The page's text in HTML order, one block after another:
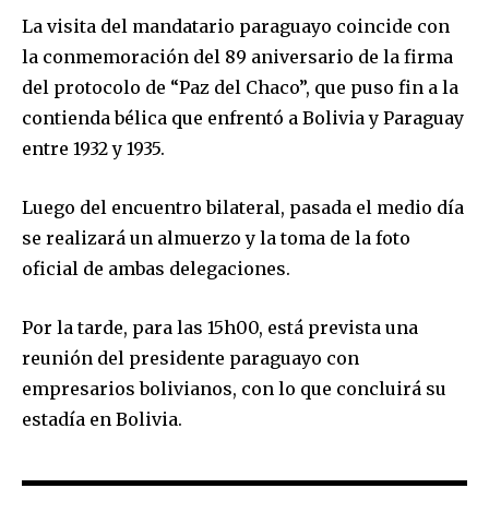
Join our community of
SUBSCRIBERS and be part of the
To subscribe, simply enter your email address on our website
or click the subscribe button below. Don't worry, we respect
your privacy and won't spam your inbox. Your information is
La visita del mandatario paraguayo coincide con
la conmemoración del 89 aniversario de la firma
del protocolo de “Paz del Chaco”, que puso fin a la
contienda bélica que enfrentó a Bolivia y Paraguay
entre 1932 y 1935.
Luego del encuentro bilateral, pasada el medio día
se realizará un almuerzo y la toma de la foto
oficial de ambas delegaciones.
Por la tarde, para las 15h00, está prevista una
reunión del presidente paraguayo con
empresarios bolivianos, con lo que concluirá su
estadía en Bolivia.